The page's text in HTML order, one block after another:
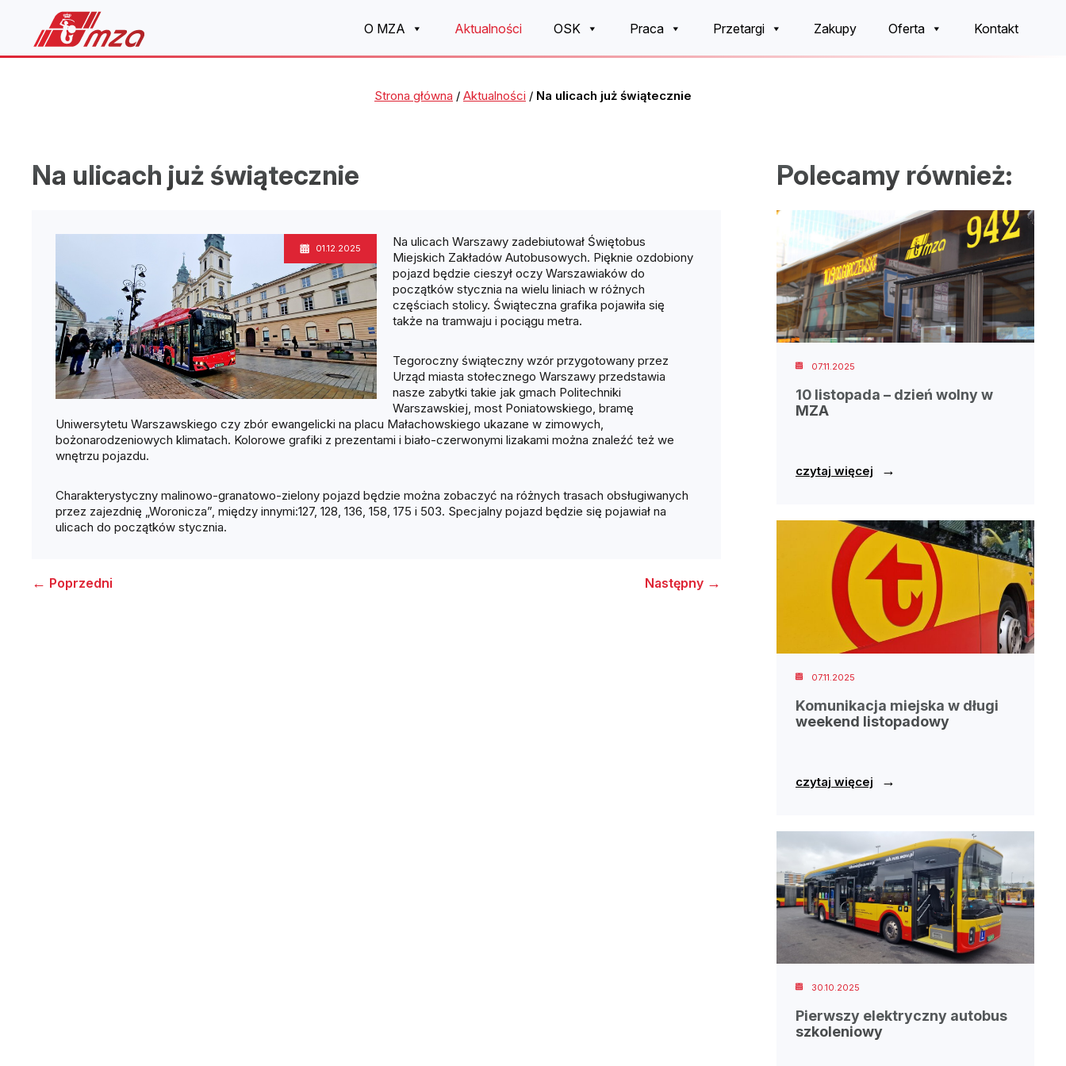
O MZA Aktualności OSK Praca Przetargi Zakupy Oferta Kontakt
Strona główna / Aktualności / Na ulicach już świątecznie
Na ulicach już świątecznie
01.12.2025
Na ulicach Warszawy zadebiutował Świętobus
Miejskich Zakładów Autobusowych. Pięknie ozdobiony
pojazd będzie cieszył oczy Warszawiaków do
początków stycznia na wielu liniach w różnych
częściach stolicy. Świąteczna grafika pojawiła się
także na tramwaju i pociągu metra.
Tegoroczny świąteczny wzór przygotowany przez
Urząd miasta stołecznego Warszawy przedstawia
nasze zabytki takie jak gmach Politechniki
Warszawskiej, most Poniatowskiego, bramę
Uniwersytetu Warszawskiego czy zbór ewangelicki na placu Małachowskiego ukazane w zimowych,
bożonarodzeniowych klimatach. Kolorowe grafiki z prezentami i biało-czerwonymi lizakami można znaleźć też we
wnętrzu pojazdu.
Charakterystyczny malinowo-granatowo-zielony pojazd będzie można zobaczyć na różnych trasach obsługiwanych
przez zajezdnię „Woronicza”, między innymi:127, 128, 136, 158, 175 i 503. Specjalny pojazd będzie się pojawiał na
ulicach do początków stycznia.
← Poprzedni Następny →
Polecamy również:
07.11.2025
10 listopada – dzień wolny w
MZA
czytaj więcej →
07.11.2025
Komunikacja miejska w długi
weekend listopadowy
czytaj więcej →
30.10.2025
Pierwszy elektryczny autobus
szkoleniowy